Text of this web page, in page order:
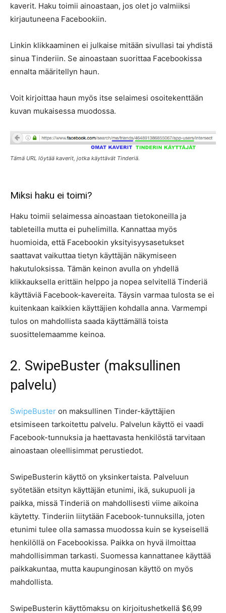
kaverit. Haku toimii ainoastaan, jos olet jo valmiiksi
kirjautuneena Facebookiin.
Linkin klikkaaminen ei julkaise mitään sivullasi tai yhdistä
sinua Tinderiin. Se ainoastaan suorittaa Facebookissa
ennalta määritellyn haun.
Voit kirjoittaa haun myös itse selaimesi osoitekenttään
kuvan mukaisessa muodossa.
Tämä URL löytää kaverit, jotka käyttävät Tinderiä.
Miksi haku ei toimi?
Haku toimii selaimessa ainoastaan tietokoneilla ja
tableteilla mutta ei puhelimilla. Kannattaa myös
huomioida, että Facebookin yksityisyysasetukset
saattavat vaikuttaa tietyn käyttäjän näkymiseen
hakutuloksissa. Tämän keinon avulla on yhdellä
klikkauksella erittäin helppo ja nopea selvitellä Tinderiä
käyttäviä Facebook-kavereita. Täysin varmaa tulosta se ei
kuitenkaan kaikkien käyttäjien kohdalla anna. Varmempi
tulos on mahdollista saada käyttämällä toista
suosittelemaamme keinoa.
2. SwipeBuster (maksullinen
palvelu)
SwipeBuster on maksullinen Tinder-käyttäjien
etsimiseen tarkoitettu palvelu. Palvelun käyttö ei vaadi
Facebook-tunnuksia ja haettavasta henkilöstä tarvitaan
ainoastaan oleellisimmat perustiedot.
SwipeBusterin käyttö on yksinkertaista. Palveluun
syötetään etsityn käyttäjän etunimi, ikä, sukupuoli ja
paikka, missä Tinderiä on mahdollisesti viime aikoina
käytetty. Tinderiin liitytään Facebook-tunnuksilla, joten
etunimi tulee olla samassa muodossa kuin se kyseisellä
henkilöllä on Facebookissa. Paikka on hyvä ilmoittaa
mahdollisimman tarkasti. Suomessa kannattanee käyttää
paikkakuntaa, mutta kaupunginosan käyttö on myös
mahdollista.
SwipeBusterin käyttömaksu on kirjoitushetkellä $6,99